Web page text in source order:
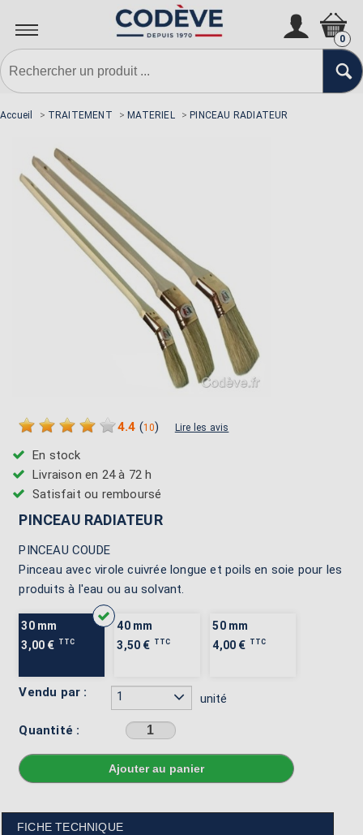
0
Accueil > TRAITEMENT > MATERIEL > PINCEAU RADIATEUR
4.4 (10) Lire les avis
En stock
Livraison en 24 à 72 h
Satisfait ou remboursé
PINCEAU RADIATEUR
PINCEAU COUDE
Pinceau avec virole cuivrée longue et poils en soie pour les
produits à l'eau ou au solvant.
30 mm
3,00 € TTC
40 mm
3,50 € TTC
50 mm
4,00 € TTC
Vendu par : 1 unité
Quantité :
Sélectionner une couleur avant d'ajouter au panier
FICHE TECHNIQUE